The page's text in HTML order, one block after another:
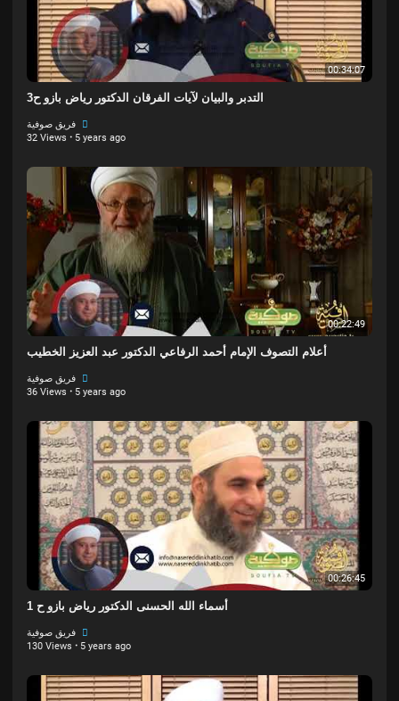
00:34:07
التدبر والبيان لآيات الفرقان الدكتور رياض بازو ح3
32 Views · 5 years ago
00:22:49
أعلام التصوف الإمام أحمد الرفاعي الدكتور عبد العزيز الخطيب
36 Views · 5 years ago
00:26:45
أسماء الله الحسنى الدكتور رياض بازو ح 1
130 Views · 5 years ago